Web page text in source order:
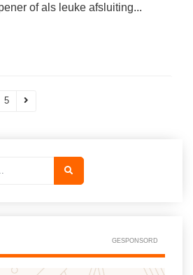
of als leuke afsluiting...
5
GESPONSORD